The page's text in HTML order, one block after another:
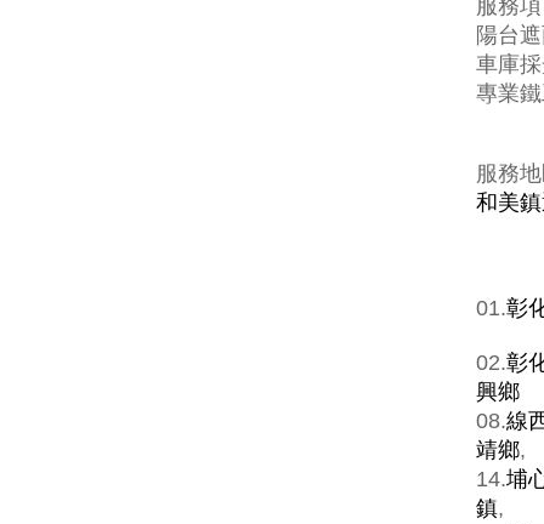
服務
陽台
車庫
專業
服務
和美
01.彰
02.彰
興鄉
08.線
靖鄉,
14.埔
鎮,